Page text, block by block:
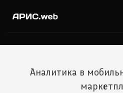
Аналитика в